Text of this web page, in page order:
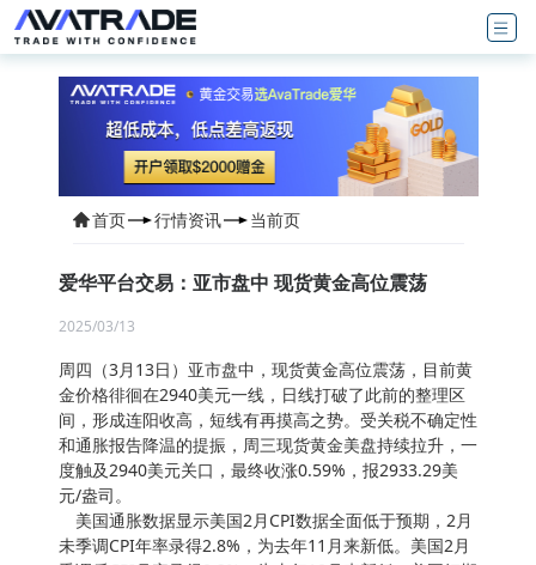
首页 行情资讯 当前页
爱华平台交易：亚市盘中 现货黄金高位震荡
2025/03/13
周四（3月13日）亚市盘中，现货黄金高位震荡，目前黄
金价格徘徊在2940美元一线，日线打破了此前的整理区
间，形成连阳收高，短线有再摸高之势。受关税不确定性
和通胀报告降温的提振，周三现货黄金美盘持续拉升，一
度触及2940美元关口，最终收涨0.59%，报2933.29美
元/盎司。
美国通胀数据显示美国2月CPI数据全面低于预期，2月
未季调CPI年率录得2.8%，为去年11月来新低。美国2月